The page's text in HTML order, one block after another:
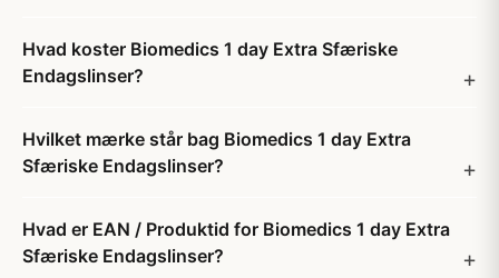
Hvad koster Biomedics 1 day Extra Sfæriske
Endagslinser?
Hvilket mærke står bag Biomedics 1 day Extra
Sfæriske Endagslinser?
Hvad er EAN / Produktid for Biomedics 1 day Extra
Sfæriske Endagslinser?